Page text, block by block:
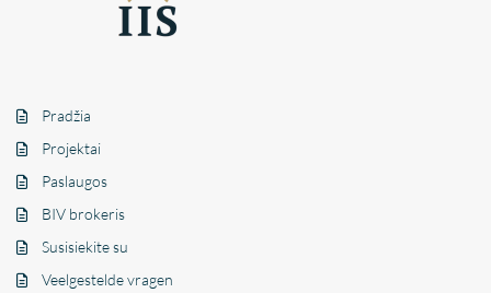
Pradžia
Projektai
Paslaugos
BIV brokeris
Susisiekite su
Veelgestelde vragen